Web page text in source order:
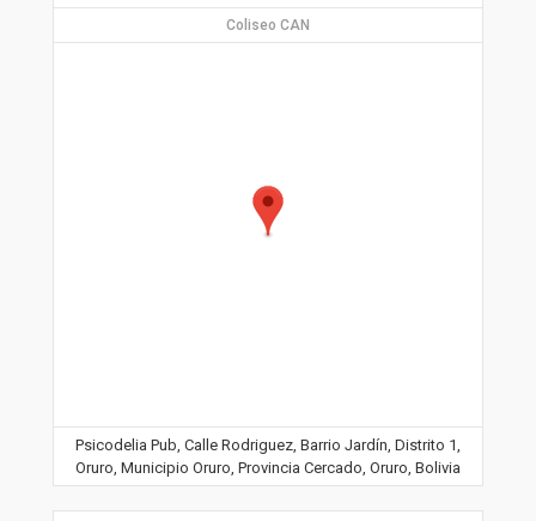
Coliseo CAN
Psicodelia Pub, Calle Rodriguez, Barrio Jardín, Distrito 1,
Oruro, Municipio Oruro, Provincia Cercado, Oruro, Bolivia